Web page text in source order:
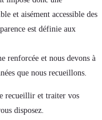
et aisément accessible des
est définie aux
renforcée et nous devons à
que nous recueillons.
recueillir et traiter vos
disposez.